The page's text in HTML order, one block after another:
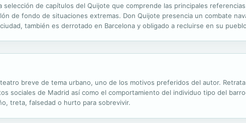
selección de capítulos del Quijote que comprende las principales
de fondo de situaciones extremas. Don Quijote presencia un combate
también es derrotado en Barcelona y obligado a recluirse en su
breve de tema urbano, uno de los motivos preferidos del autor.
sociales de Madrid así como el comportamiento del individuo tipo del
treta, falsedad o hurto para sobrevivir.